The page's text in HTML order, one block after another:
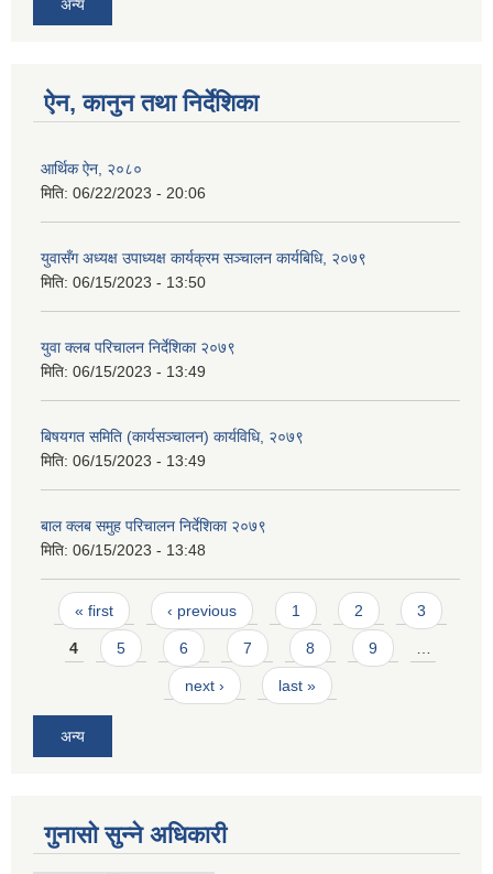
अन्य
ऐन, कानुन तथा निर्देशिका
आर्थिक ऐन, २०८०
मिति: 06/22/2023 - 20:06
युवासँग अध्यक्ष उपाध्यक्ष कार्यक्रम सञ्चालन कार्यबिधि, २०७९
मिति: 06/15/2023 - 13:50
युवा क्लब परिचालन निर्देशिका २०७९
मिति: 06/15/2023 - 13:49
बिषयगत समिति (कार्यसञ्चालन) कार्यविधि, २०७९
मिति: 06/15/2023 - 13:49
बाल क्लब समुह परिचालन निर्देशिका २०७९
मिति: 06/15/2023 - 13:48
Pages
« first ‹ previous 1 2 3
4 5 6 7 8 9
next › last »
अन्य
गुनासो सुन्ने अधिकारी